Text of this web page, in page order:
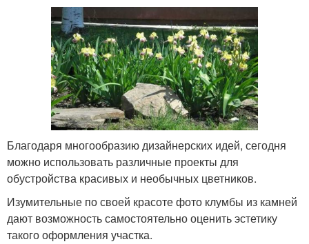
Благодаря многообразию дизайнерских идей, сегодня
можно использовать различные проекты для
обустройства красивых и необычных цветников.
Изумительные по своей красоте фото клумбы из камней
дают возможность самостоятельно оценить эстетику
такого оформления участка.